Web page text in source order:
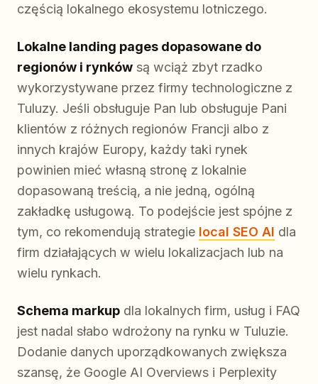
częścią lokalnego ekosystemu lotniczego.
Lokalne landing pages dopasowane do
regionów i rynków są wciąż zbyt rzadko
wykorzystywane przez firmy technologiczne z
Tuluzy. Jeśli obsługuje Pan lub obsługuje Pani
klientów z różnych regionów Francji albo z
innych krajów Europy, każdy taki rynek
powinien mieć własną stronę z lokalnie
dopasowaną treścią, a nie jedną, ogólną
zakładkę usługową. To podejście jest spójne z
tym, co rekomendują strategie local SEO AI dla
firm działających w wielu lokalizacjach lub na
wielu rynkach.
Schema markup dla lokalnych firm, usług i FAQ
jest nadal słabo wdrożony na rynku w Tuluzie.
Dodanie danych uporządkowanych zwiększa
szansę, że Google AI Overviews i Perplexity